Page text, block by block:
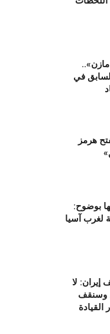
في
هرمز
بوضوح:
لغرب آسيا
لا
وسنقف
القيادة